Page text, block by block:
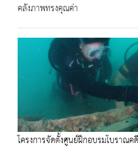
คลังภาพทรงคุณค่า
โครงการจัดตั้งศูนย์ฝึกอบรมโบราณ